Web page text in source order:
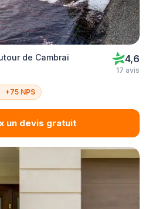
de Cambrai 4,6
17 avis
+75 NPS
un devis gratuit